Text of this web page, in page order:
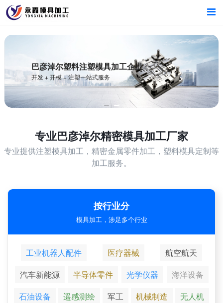
首页
产品中心
首页
产品中心
专业巴彦淖尔精密模具加工厂家
专业提供注塑模具加工，精密金属零件加工，塑料模具定制等
加工服务。
按行业分
模具加工，涉足多个行业
工业机器人配件 医疗器械
航空航天
汽车新能源
半导体零件 光学仪器
海洋设备
石油设备
遥感测绘 军工 机械制造
无人机